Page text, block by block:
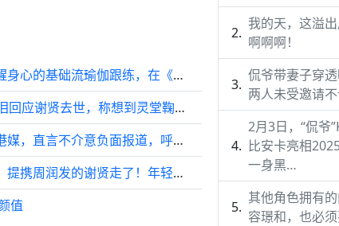
适合清晨唤醒身心的基础流瑜伽跟练，在《梦醒时分》的柔缓串联中开启活力一天
81岁高雄含泪回应谢贤去世，称想到灵堂鞠躬 得知遗体已火化后情绪激动！
张柏芝回应港媒，直言不介意负面报道，呼吁正能量
力挺周星驰，提携周润发的谢贤走了！年轻时惊艳了时代，一辈子仗义潇洒！
值
我的天，这溢
啊啊啊！
侃爷带妻子穿
两人未受邀请
2月3日，“侃爷
比安卡亮相
一身黑…
其他角色拥有
容璟和，也必须